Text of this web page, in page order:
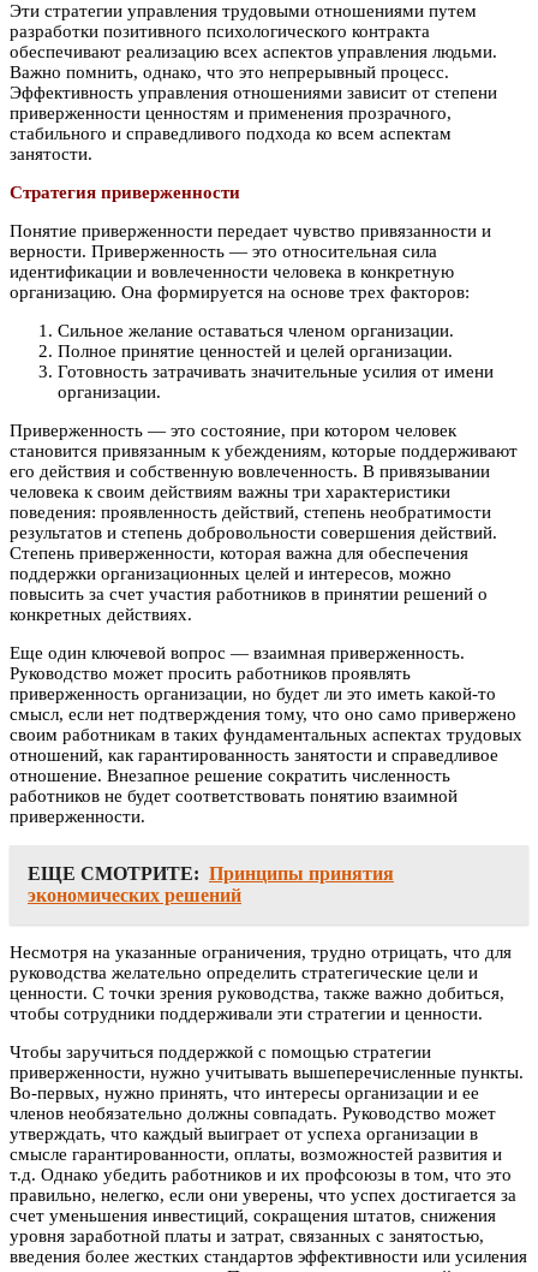
Эти стратегии управления трудовыми отношениями путем
разработки позитивного психологического контракта
обеспечивают реализацию всех аспектов управления людьми.
Важно помнить, однако, что это непрерывный процесс.
Эффективность управления отношениями зависит от степени
приверженности ценностям и применения прозрачного,
стабильного и справедливого подхода ко всем аспектам
занятости.
Стратегия приверженности
Понятие приверженности передает чувство привязанности и
верности. Приверженность — это относительная сила
идентификации и вовлеченности человека в конкретную
организацию. Она формируется на основе трех факторов:
Сильное желание оставаться членом организации.
Полное принятие ценностей и целей организации.
Готовность затрачивать значительные усилия от имени
организации.
Приверженность — это состояние, при котором человек
становится привязанным к убеждениям, которые поддерживают
его действия и собственную вовлеченность. В привязывании
человека к своим действиям важны три характеристики
поведения: проявленность действий, степень необратимости
результатов и степень добровольности совершения действий.
Степень приверженности, которая важна для обеспечения
поддержки организационных целей и интересов, можно
повысить за счет участия работников в принятии решений о
конкретных действиях.
Еще один ключевой вопрос — взаимная приверженность.
Руководство может просить работников проявлять
приверженность организации, но будет ли это иметь какой-то
смысл, если нет подтверждения тому, что оно само привержено
своим работникам в таких фундаментальных аспектах трудовых
отношений, как гарантированность занятости и справедливое
отношение. Внезапное решение сократить численность
работников не будет соответствовать понятию взаимной
приверженности.
ЕЩЕ СМОТРИТЕ: Принципы принятия
экономических решений
Несмотря на указанные ограничения, трудно отрицать, что для
руководства желательно определить стратегические цели и
ценности. С точки зрения руководства, также важно добиться,
чтобы сотрудники поддерживали эти стратегии и ценности.
Чтобы заручиться поддержкой с помощью стратегии
приверженности, нужно учитывать вышеперечисленные пункты.
Во-первых, нужно принять, что интересы организации и ее
членов необязательно должны совпадать. Руководство может
утверждать, что каждый выиграет от успеха организации в
смысле гарантированности, оплаты, возможностей развития и
т.д. Однако убедить работников и их профсоюзы в том, что это
правильно, нелегко, если они уверены, что успех достигается за
счет уменьшения инвестиций, сокращения штатов, снижения
уровня заработной платы и затрат, связанных с занятостью,
введения более жестких стандартов эффективности или усиления